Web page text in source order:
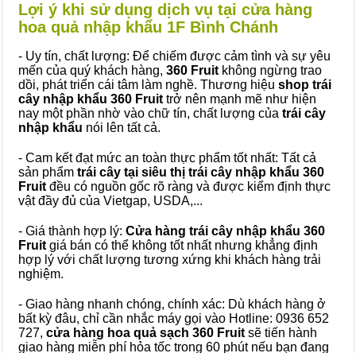
Lợi ý khi sử dụng dịch vụ tại cửa hàng
hoa quả nhập khẩu 1F Bình Chánh
- Uy tín, chất lượng: Để chiếm được cảm tình và sự yêu
mến của quý khách hàng, 360 Fruit không ngừng trao
dồi, phát triển cái tâm làm nghề. Thương hiệu shop trái
cây nhập khẩu 360 Fruit trở nên mạnh mẽ như hiện
nay một phần nhờ vào chữ tín, chất lượng của trái cây
nhập khẩu nói lên tất cả.
- Cam kết đạt mức an toàn thực phẩm tốt nhất: Tất cả
sản phẩm trái cây tại siêu thị trái cây nhập khẩu 360
Fruit đều có nguồn gốc rõ ràng và được kiểm định thực
vật đầy đủ của Vietgap, USDA,...
- Giá thành hợp lý: Cửa hàng trái cây nhập khẩu 360
Fruit giá bán có thể không tốt nhất nhưng khẳng định
hợp lý với chất lượng tương xứng khi khách hàng trải
nghiệm.
- Giao hàng nhanh chóng, chính xác: Dù khách hàng ở
bất kỳ đâu, chỉ cần nhắc máy gọi vào Hotline: 0936 652
727, cửa hàng hoa quả sạch 360 Fruit sẽ tiến hành
giao hàng miễn phí hỏa tốc trong 60 phút nếu bạn đang